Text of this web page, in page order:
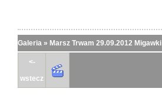
Galeria » Marsz Trwam 29.09.2012 Migawki
<-
wstecz